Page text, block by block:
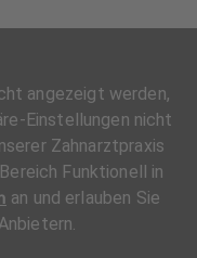
angezeigt werden,
Einstellungen nicht
Zahnarztpraxis
Funktionell in
an und erlauben Sie